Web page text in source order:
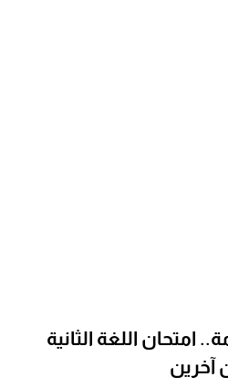
امتحان اللغة الثانية
آخرين